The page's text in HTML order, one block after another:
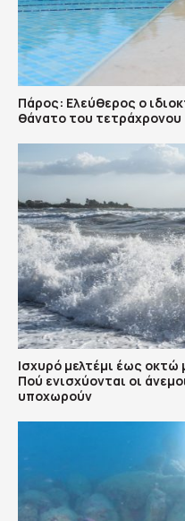
Πάρος: Ελεύθερος ο
θάνατο του τετράχρονου
Ισχυρό μελτέμι έως
Πού ενισχύονται οι
υποχωρούν